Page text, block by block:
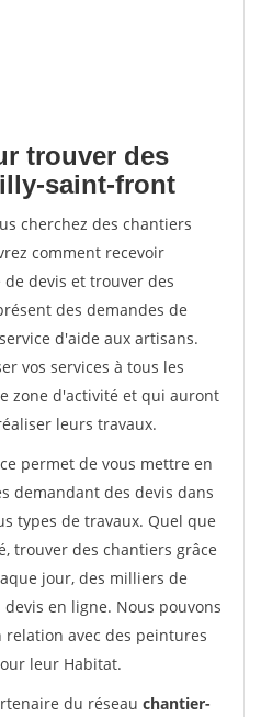
trouver des
saint-front
cherchez des chantiers
comment recevoir
devis et trouver des
des demandes de
d'aide aux artisans.
vos services à tous les
zone d'activité et qui auront
leurs travaux.
permet de vous mettre en
demandant des devis dans
types de travaux. Quel que
trouver des chantiers grâce
jour, des milliers de
en ligne. Nous pouvons
avec des peintures
leur Habitat.
du réseau chantier-